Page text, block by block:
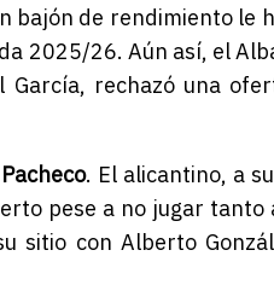
bajón de rendimiento le
2025/26. Aún así, el
rechazó una
. El alicantino, a
pese a no jugar
sitio con Alberto